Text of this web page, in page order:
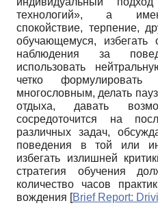
технологий», а
спокойствие, терпение,
обучающемуся, избегать
наблюдения за
использовать
четко
многословным, делать
отдыха, давать
сосредоточится на
различных задач,
поведения в той или
избегать излишней
стратегия обучения
количество часов
вождения [Brief Report: